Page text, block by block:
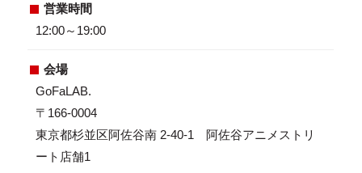
営業時間
12:00～19:00
会場
GoFaLAB.
〒166-0004
東京都杉並区阿佐谷南 2-40-1 阿佐谷アニメストリ
ート店舗1